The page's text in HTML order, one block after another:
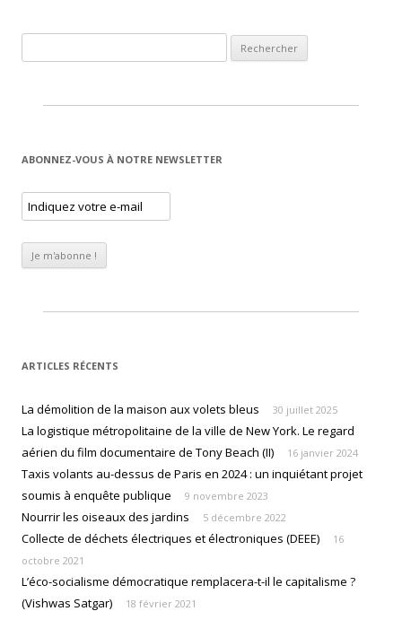
ABONNEZ-VOUS À NOTRE NEWSLETTER
ARTICLES RÉCENTS
La démolition de la maison aux volets bleus 30 juillet 2025
La logistique métropolitaine de la ville de New York. Le regard
aérien du film documentaire de Tony Beach (II)
16 janvier 2024
Taxis volants au-dessus de Paris en 2024 : un inquiétant projet
soumis à enquête publique
9 novembre 2023
Nourrir les oiseaux des jardins 5 décembre 2022
Collecte de déchets électriques et électroniques (DEEE)
16
octobre 2021
L’éco-socialisme démocratique remplacera-t-il le capitalisme ?
(Vishwas Satgar)
18 février 2021